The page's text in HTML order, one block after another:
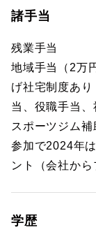
諸手当
残業手当
地域手当（2万
げ社宅制度あ
当、役職手当、
スポーツジム
参加で2024年
ント（会社から
学歴